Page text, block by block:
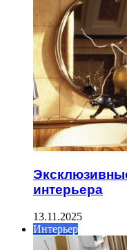
интерьера
13.11.2025
Интерьер